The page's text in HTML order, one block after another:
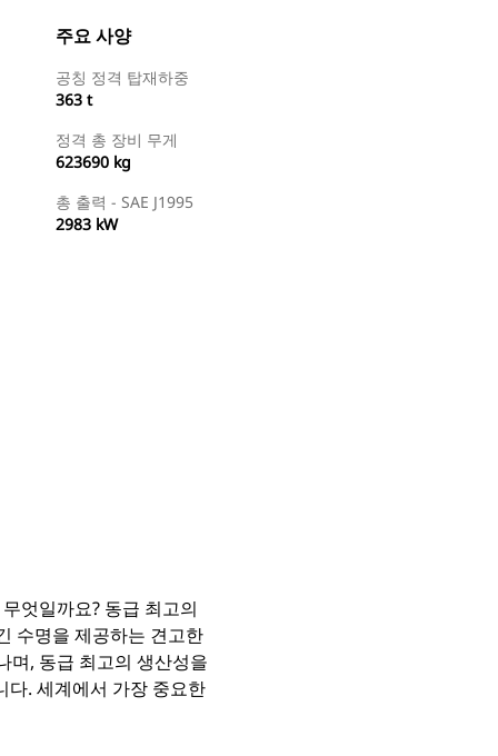
주요 사양
공칭 정격 탑재하중
363 t
정격 총 장비 무게
623690 kg
총 출력 - SAE J1995
2983 kW
엇일까요? 동급 최고의
수명을 제공하는 견고한
며, 동급 최고의 생산성을
다. 세계에서 가장 중요한